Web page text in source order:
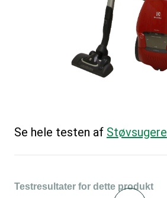
Se hele testen af Støvsugere
Testresultater for dette produkt